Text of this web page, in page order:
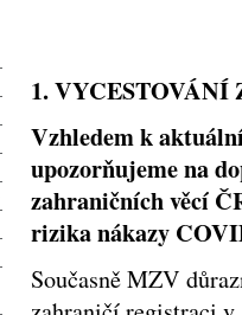
1.
Vzhledem k
upozorňujeme na
zahraničních věcí
rizika nákazy
Současně MZV